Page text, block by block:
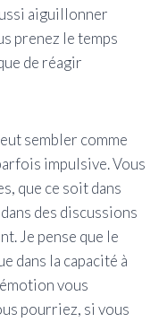
aiguillonner
prenez le temps
de réagir
sembler comme
impulsive. Vous
que ce soit dans
des discussions
Je pense que le
dans la capacité à
vous
pourriez, si vous